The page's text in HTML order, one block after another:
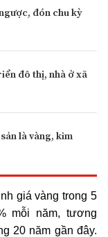
đón chu kỳ
đô thị, nhà ở xã
là vàng, kim
giá vàng trong 5
mỗi năm, tương
20 năm gần đây.